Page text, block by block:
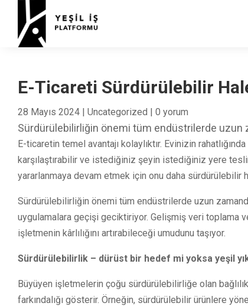
E-Ticareti Sürdürülebilir
28 Mayıs 2024 | Uncategorized | 0 yorum
Sürdürülebilirliğin önemi tüm endüstrilerde uzun
E-ticaretin temel avantajı kolaylıktır. Evinizin
karşılaştırabilir ve istediğiniz şeyin istediğiniz yere
yararlanmaya devam etmek için onu daha sürdürülebilir
Sürdürülebilirliğin önemi tüm endüstrilerde uzun
uygulamalara geçişi geciktiriyor. Gelişmiş veri toplama
işletmenin kârlılığını artırabileceği umudunu taşıyor.
Sürdürülebilirlik – dürüst bir hedef mi yoksa yeşil
Büyüyen işletmelerin çoğu sürdürülebilirliğe olan
farkındalığı gösterir. Örneğin, sürdürülebilir ürünlere